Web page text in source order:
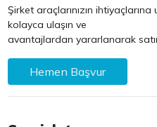
Şirket araçlarınızın
kolayca ulaşın ve
avantajlardan yararlanarak
Hemen Başvur